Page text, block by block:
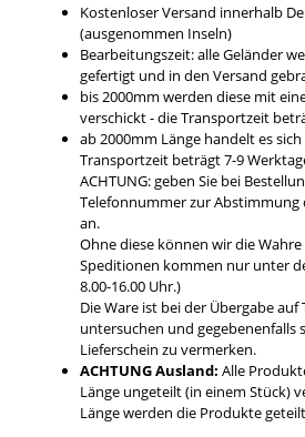
Kostenloser Versand innerhalb
(ausgenommen Inseln)
Bearbeitungszeit: alle Geländer
gefertigt und in den Versand
bis 2000mm werden diese mit
verschickt - die Transportzeit
ab 2000mm Länge handelt es
Transportzeit beträgt 7-9
ACHTUNG: geben Sie bei
Telefonnummer zur Abstimmung
an.
Ohne diese können wir die
Speditionen kommen nur unter
8.00-16.00 Uhr.)
Die Ware ist bei der Übergabe
untersuchen und gegebenenfalls
Lieferschein zu vermerken.
ACHTUNG Ausland: Alle
Länge ungeteilt (in einem Stück)
Länge werden die Produkte